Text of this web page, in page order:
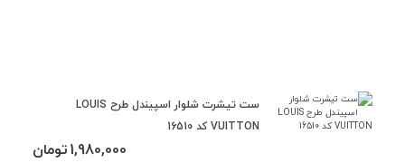
ست تیشرت شلوار اسپیندل طرح LOUIS
VUITTON کد 16510
1,980,000تومان